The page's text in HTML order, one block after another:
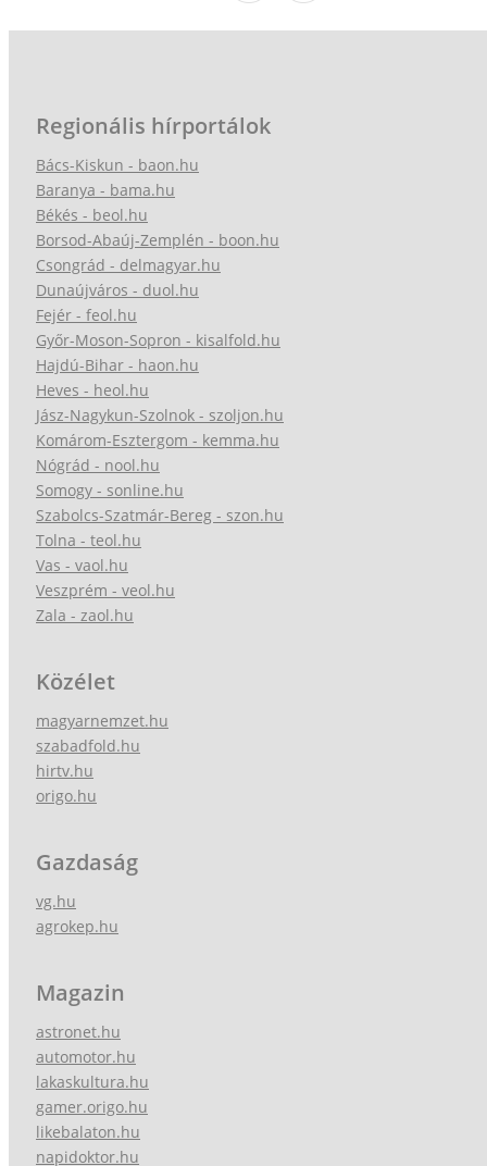
Regionális hírportálok
Bács-Kiskun - baon.hu
Baranya - bama.hu
Békés - beol.hu
Borsod-Abaúj-Zemplén - boon.hu
Csongrád - delmagyar.hu
Dunaújváros - duol.hu
Fejér - feol.hu
Győr-Moson-Sopron - kisalfold.hu
Hajdú-Bihar - haon.hu
Heves - heol.hu
Jász-Nagykun-Szolnok - szoljon.hu
Komárom-Esztergom - kemma.hu
Nógrád - nool.hu
Somogy - sonline.hu
Szabolcs-Szatmár-Bereg - szon.hu
Tolna - teol.hu
Vas - vaol.hu
Veszprém - veol.hu
Zala - zaol.hu
Közélet
magyarnemzet.hu
szabadfold.hu
hirtv.hu
origo.hu
Gazdaság
vg.hu
agrokep.hu
Magazin
astronet.hu
automotor.hu
lakaskultura.hu
gamer.origo.hu
likebalaton.hu
napidoktor.hu